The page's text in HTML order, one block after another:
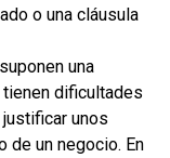
o una cláusula
una
dificultades
unos
de un negocio. En